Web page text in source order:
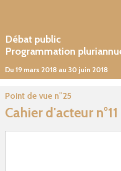
Débat public
Programmation
Du 19 mars 2018 au 30 juin 2018
Point de vue n°25
Cahier d'acteur